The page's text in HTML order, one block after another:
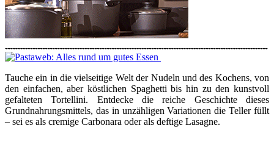
Tauche ein in die vielseitige Welt der Nudeln und des Kochens, von
den einfachen, aber köstlichen Spaghetti bis hin zu den kunstvoll
gefalteten Tortellini. Entdecke die reiche Geschichte dieses
Grundnahrungsmittels, das in unzähligen Variationen die Teller füllt
– sei es als cremige Carbonara oder als deftige Lasagne.